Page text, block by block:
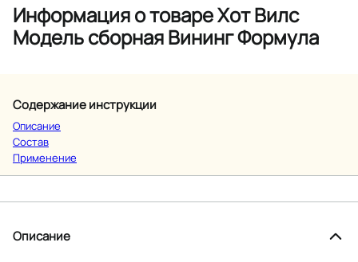
Информация о товаре Хот Вилс
Модель сборная Вининг Формула
Содержание инструкции
Описание
Состав
Применение
Описание